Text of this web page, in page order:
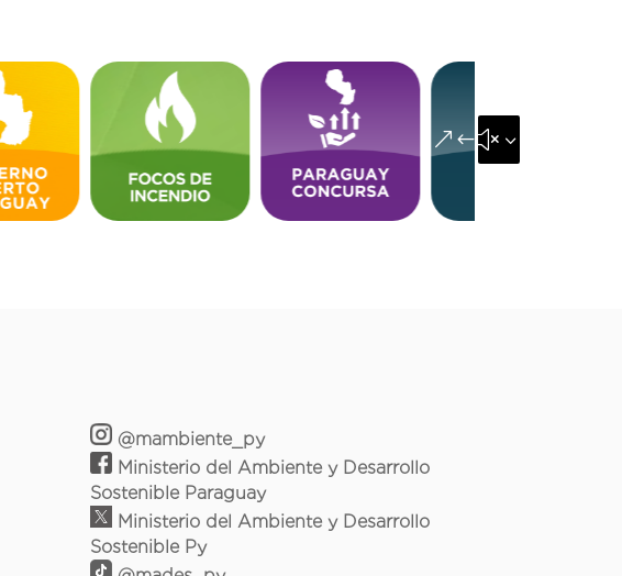
&#x35;
@mambiente_py
Ministerio del Ambiente y Desarrollo
Sostenible Paraguay
Ministerio del Ambiente y Desarrollo
Sostenible Py